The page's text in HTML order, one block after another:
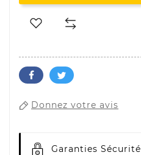
Donnez votre avis
Garanties Sécurité